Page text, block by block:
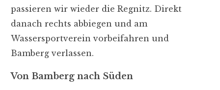
passieren wir wieder die Regnitz. Direkt
danach rechts abbiegen und am
Wassersportverein vorbeifahren und
Bamberg verlassen.
Von Bamberg nach Süden